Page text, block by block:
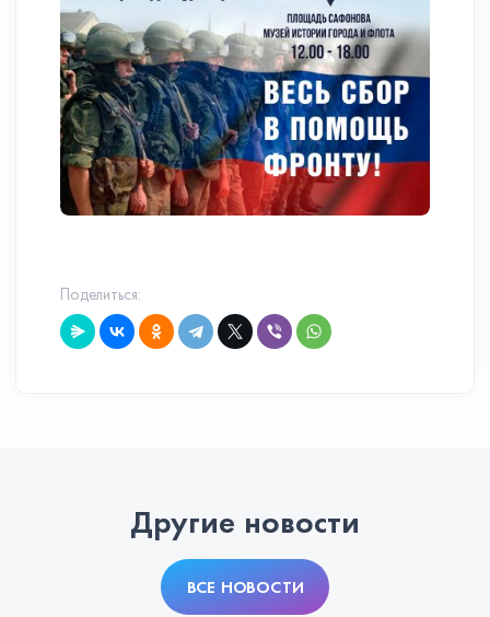
Поделиться:
Другие новости
ВСЕ НОВОСТИ